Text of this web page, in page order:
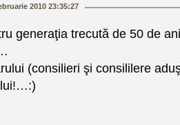
2010 23:35:27
generaţia trecută de 50 de
(consilieri şi consililere